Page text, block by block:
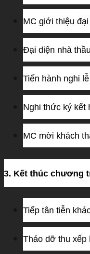
MC giới thiệu
Đại diện nhà
Tiến hành nghi
Nghi thức ký kết
MC mời khách
3. Kết thúc chương
Tiếp tân tiễn
Tháo dỡ thu